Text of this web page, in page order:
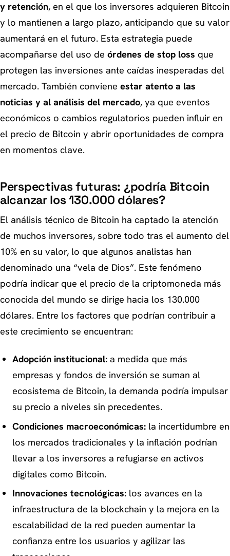
y retención, en el que los inversores adquieren Bitcoin
y lo mantienen a largo plazo, anticipando que su valor
aumentará en el futuro. Esta estrategia puede
acompañarse del uso de órdenes de stop loss que
protegen las inversiones ante caídas inesperadas del
mercado. También conviene estar atento a las
noticias y al análisis del mercado, ya que eventos
económicos o cambios regulatorios pueden influir en
el precio de Bitcoin y abrir oportunidades de compra
en momentos clave.
Perspectivas futuras: ¿podría Bitcoin
alcanzar los 130.000 dólares?
El análisis técnico de Bitcoin ha captado la atención
de muchos inversores, sobre todo tras el aumento del
10% en su valor, lo que algunos analistas han
denominado una “vela de Dios”. Este fenómeno
podría indicar que el precio de la criptomoneda más
conocida del mundo se dirige hacia los 130.000
dólares. Entre los factores que podrían contribuir a
este crecimiento se encuentran:
Adopción institucional:a medida que más
empresas y fondos de inversión se suman al
ecosistema de Bitcoin, la demanda podría impulsar
su precio a niveles sin precedentes.
Condiciones macroeconómicas:la incertidumbre en
los mercados tradicionales y la inflación podrían
llevar a los inversores a refugiarse en activos
digitales como Bitcoin.
Innovaciones tecnológicas:los avances en la
infraestructura de la blockchain y la mejora en la
escalabilidad de la red pueden aumentar la
confianza entre los usuarios y agilizar las